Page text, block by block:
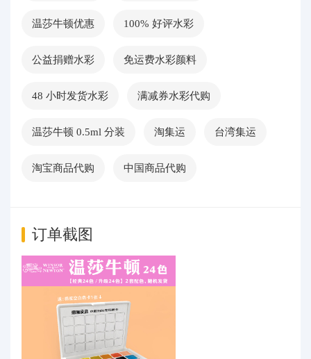
温莎牛顿优惠 100% 好评水彩
公益捐赠水彩 免运费水彩颜料
48 小时发货水彩 满减券水彩代购
温莎牛顿 0.5ml 分装 淘集运 台湾集运
淘宝商品代购 中国商品代购
订单截图